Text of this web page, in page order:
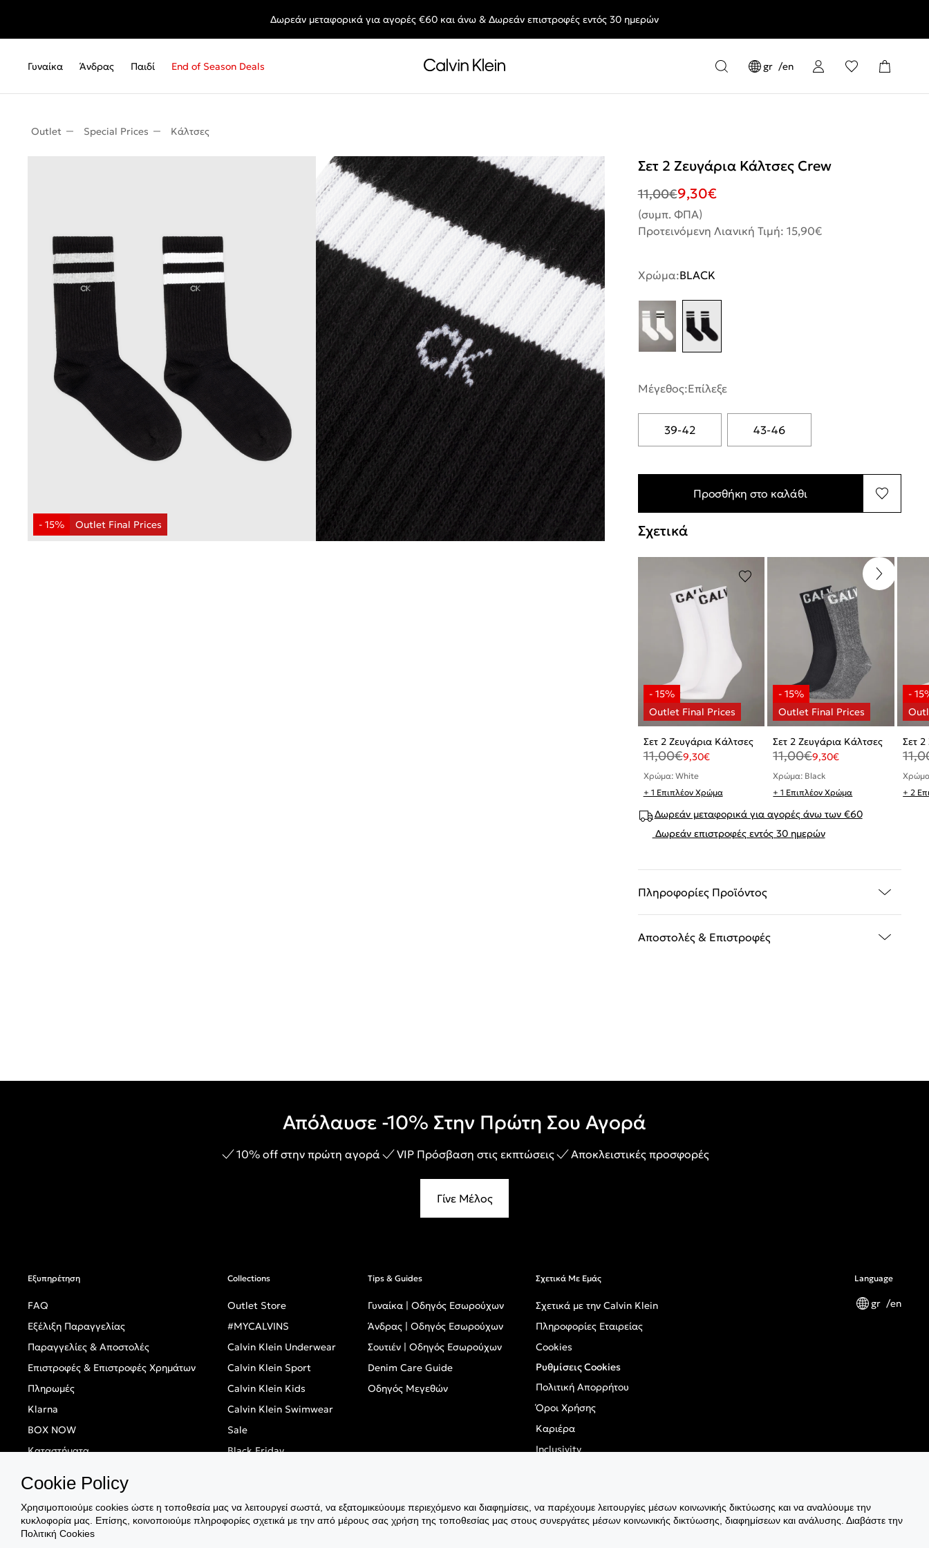
End of Season Deals: Αγαπημένα styles, στις τιμές που θες.
Δωρεάν μεταφορικά για αγορές €60 και άνω & Δωρεάν επιστροφές εντός 30 ημερών
Γυναίκα Άνδρας Παιδί End of Season Deals gr en
Outlet Special Prices Κάλτσες
Σετ 2 Ζευγάρια Κάλτσες Crew
11,00€9,30€
(συμπ. ΦΠΑ)
Προτεινόμενη Λιανική Τιμή: 15,90€
Χρώμα:BLACK
Μέγεθος:Επίλεξε
39-42 43-46
Προσθήκη στο καλάθι
Σχετικά
Σετ 2 Ζευγάρια Κάλτσες
11,00€9,30€
Χρώμα: White
+ 1 Επιπλέον Χρώμα
Σετ 2 Ζευγάρια Κάλτσες
11,00€9,30€
Χρώμα: Black
+ 1 Επιπλέον Χρώμα
Σετ
+ 2
Δωρεάν μεταφορικά για αγορές άνω των €60
Δωρεάν επιστροφές εντός 30 ημερών
Πληροφορίες Προϊόντος
Αποστολές & Επιστροφές
Απόλαυσε -10% Στην Πρώτη Σου Αγορά
10% off στην πρώτη αγορά VIP Πρόσβαση στις εκπτώσεις Αποκλειστικές προσφορές
Γίνε Μέλος
Εξυπηρέτηση
FAQ
Εξέλιξη Παραγγελίας
Παραγγελίες & Αποστολές
Επιστροφές & Επιστροφές Χρημάτων
Πληρωμές
Klarna
BOX NOW
Καταστήματα
Collections
Outlet Store
#MYCALVINS
Calvin Klein Underwear
Calvin Klein Sport
Calvin Klein Kids
Calvin Klein Swimwear
Sale
Black Friday
Tips & Guides
Γυναίκα | Οδηγός Εσωρούχων
Άνδρας | Οδηγός Εσωρούχων
Σουτιέν | Οδηγός Εσωρούχων
Denim Care Guide
Οδηγός Μεγεθών
Σχετικά Με Εμάς
Σχετικά με την Calvin Klein
Πληροφορίες Εταιρείας
Cookies
Ρυθμίσεις Cookies
Πολιτική Απορρήτου
Όροι Χρήσης
Καριέρα
Inclusivity
Language
gr en
Cookie Policy
Χρησιμοποιούμε cookies ώστε η τοποθεσία μας να λειτουργεί σωστά, να εξατομικεύουμε περιεχόμενο και διαφημίσεις, να παρέχουμε λειτουργίες μέσων κοινωνικής δικτύωσης και να αναλύουμε την
κυκλοφορία μας. Επίσης, κοινοποιούμε πληροφορίες σχετικά με την από μέρους σας χρήση της τοποθεσίας μας στους συνεργάτες μέσων κοινωνικής δικτύωσης, διαφημίσεων και ανάλυσης. Διαβάστε την
Πολιτική Cookies